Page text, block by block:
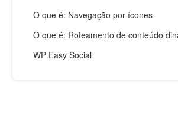
O que é: Navegação por ícones
O que é: Roteamento de conteúdo
WP Easy Social